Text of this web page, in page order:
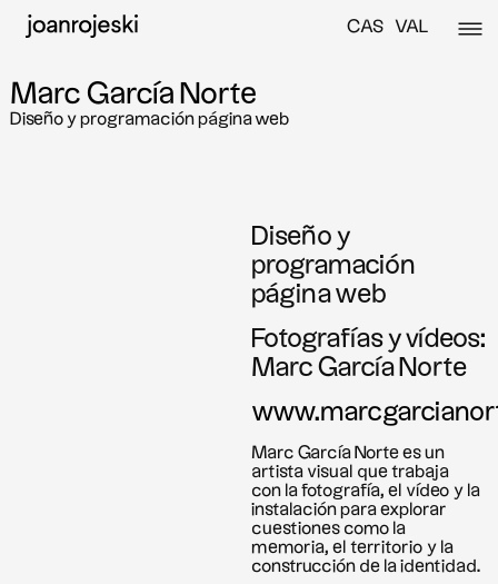
CAS VAL
Marc García Norte
Diseño y programación página web
Diseño y
programación
página web
Fotografías y vídeos:
Marc García Norte
Marc García Norte es un
artista visual que trabaja
con la fotografía, el vídeo y la
instalación para explorar
cuestiones como la
memoria, el territorio y la
construcción de la identidad.